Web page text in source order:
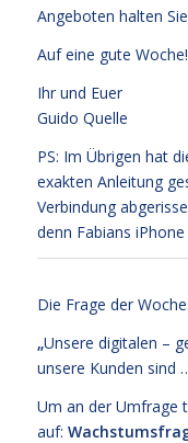
Angeboten halten
Auf eine gute Woche!
Ihr und Euer
Guido Quelle
PS: Im Übrigen hat
exakten Anleitung
Verbindung
denn Fabians
Die Frage der Woche:
„Unsere digitalen –
unsere Kunden sind
Um an der Umfrage
auf: